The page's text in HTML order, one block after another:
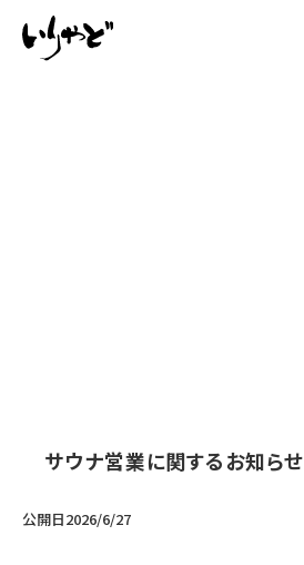
サウナ営業に関するお知らせ
公開日2026/6/27